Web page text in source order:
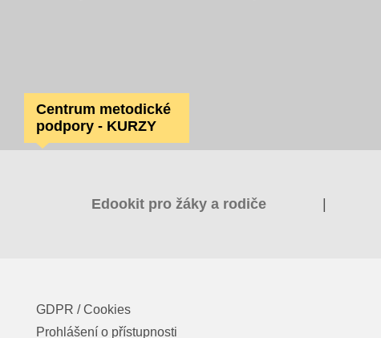
Centrum metodické
podpory - KURZY
Edookit pro žáky a rodiče |
GDPR / Cookies
Prohlášení o přístupnosti